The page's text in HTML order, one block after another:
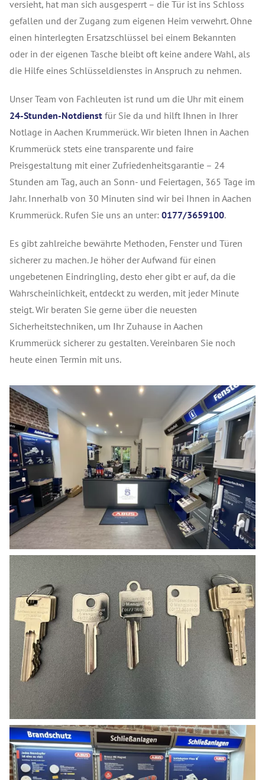
versieht, hat man sich ausgesperrt – die Tür ist ins Schloss
gefallen und der Zugang zum eigenen Heim verwehrt. Ohne
einen hinterlegten Ersatzschlüssel bei einem Bekannten
oder in der eigenen Tasche bleibt oft keine andere Wahl, als
die Hilfe eines Schlüsseldienstes in Anspruch zu nehmen.
Unser Team von Fachleuten ist rund um die Uhr mit einem
24-Stunden-Notdienst für Sie da und hilft Ihnen in Ihrer
Notlage in Aachen Krummerück. Wir bieten Ihnen in Aachen
Krummerück stets eine transparente und faire
Preisgestaltung mit einer Zufriedenheitsgarantie – 24
Stunden am Tag, auch an Sonn- und Feiertagen, 365 Tage im
Jahr. Innerhalb von 30 Minuten sind wir bei Ihnen in Aachen
Krummerück. Rufen Sie uns an unter: 0177/3659100.
Es gibt zahlreiche bewährte Methoden, Fenster und Türen
sicherer zu machen. Je höher der Aufwand für einen
ungebetenen Eindringling, desto eher gibt er auf, da die
Wahrscheinlichkeit, entdeckt zu werden, mit jeder Minute
steigt. Wir beraten Sie gerne über die neuesten
Sicherheitstechniken, um Ihr Zuhause in Aachen
Krummerück sicherer zu gestalten. Vereinbaren Sie noch
heute einen Termin mit uns.